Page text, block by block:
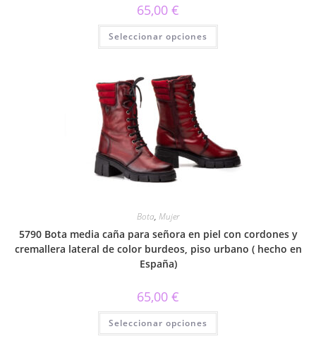
65,00 €
Seleccionar opciones
Este
tiene
página
de
producto
Bota, Mujer
5790 Bota media caña para señora en piel con cordones y
cremallera lateral de color burdeos, piso urbano ( hecho en
España)
65,00 €
Seleccionar opciones
Este
tiene